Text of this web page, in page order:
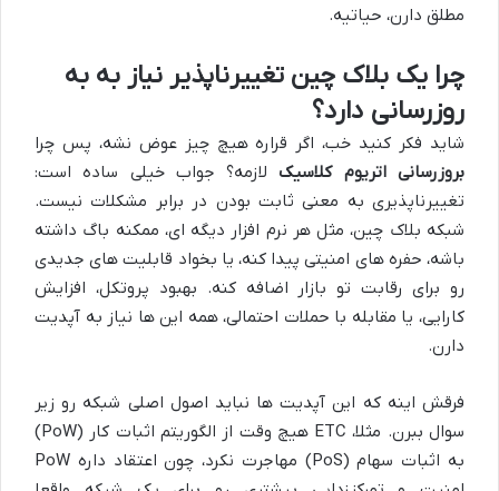
مطلق دارن، حیاتیه.
چرا یک بلاک چین تغییرناپذیر نیاز به به
روزرسانی دارد؟
شاید فکر کنید خب، اگر قراره هیچ چیز عوض نشه، پس چرا
بروزرسانی اتریوم کلاسیک لازمه؟ جواب خیلی ساده است:
تغییرناپذیری به معنی ثابت بودن در برابر مشکلات نیست.
شبکه بلاک چین، مثل هر نرم افزار دیگه ای، ممکنه باگ داشته
باشه، حفره های امنیتی پیدا کنه، یا بخواد قابلیت های جدیدی
رو برای رقابت تو بازار اضافه کنه. بهبود پروتکل، افزایش
کارایی، یا مقابله با حملات احتمالی، همه این ها نیاز به آپدیت
دارن.
فرقش اینه که این آپدیت ها نباید اصول اصلی شبکه رو زیر
سوال ببرن. مثلا، ETC هیچ وقت از الگوریتم اثبات کار (PoW)
به اثبات سهام (PoS) مهاجرت نکرد، چون اعتقاد داره PoW